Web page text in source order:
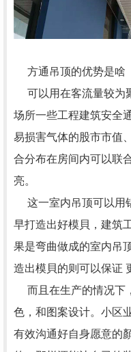
方通吊顶的优势是啥
可以用在客流量较为
场所一些工程建筑安全
易损害气体的股市市值
合分布在房间内可以联
亮。
这一室内吊顶可以用
早打造出好模貝，建筑
果是弯曲做成的室内吊
造出模貝的则可以保证
而且在生产的情况下
色，和图案设计。小区
有效沟通好自身愿意的